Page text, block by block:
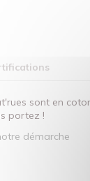
sont en
portez !
démarche